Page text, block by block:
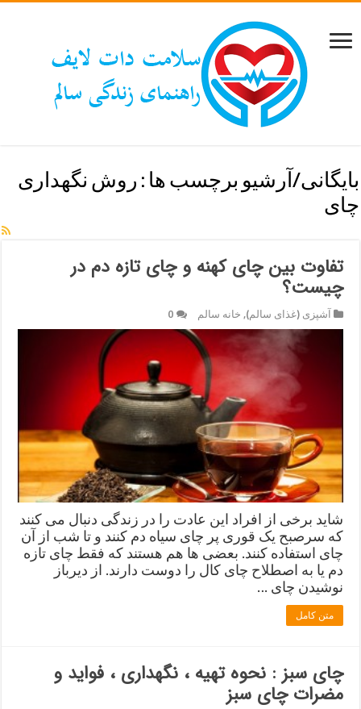
بایگانی/آرشیو برچسب ها : روش نگهداری
چای
تفاوت بین چای کهنه و چای تازه دم در
چیست؟
آشپزی (غذای سالم), خانه سالم 0
شاید برخی از افراد این عادت را در زندگی دنبال می کنند
که سرصبح یک قوری پر چای سیاه دم کنند و تا شب از آن
چای استفاده کنند. بعضی ها هم هستند که فقط چای تازه
دم یا به اصطلاح چای کال را دوست دارند. از دیرباز
نوشیدن چای …
متن کامل
چای سبز : نحوه تهیه ، نگهداری ، فواید و
مضرات چای سبز